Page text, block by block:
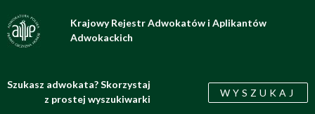
Krajowy Rejestr Adwokatów i Aplikantów
Adwokackich
Szukasz adwokata? Skorzystaj
z prostej wyszukiwarki
WYSZUKAJ